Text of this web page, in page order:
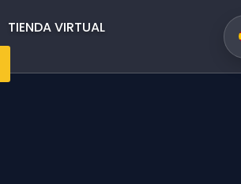
TIENDA VIRTUAL